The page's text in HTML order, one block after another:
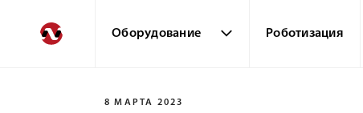
Оборудование Роботизация
8 МАРТА 2023